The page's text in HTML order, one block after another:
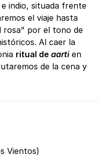
indio, situada frente
el viaje hasta
rosa" por el tono de
Al caer la
ritual de aartien
de la cena y
Vientos)